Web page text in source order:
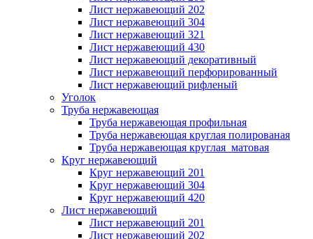
Лист нержавеющий 202
Лист нержавеющий 304
Лист нержавеющий 321
Лист нержавеющий 430
Лист нержавеющий декоративный
Лист нержавеющий перфорированный
Лист нержавеющий рифленый
Уголок
Труба нержавеющая
Труба нержавеющая профильная
Труба нержавеющая круглая полированая
Труба нержавеющая круглая матовая
Круг нержавеющий
Круг нержавеющий 201
Круг нержавеющий 304
Круг нержавеющий 420
Лист нержавеющий
Лист нержавеющий 201
Лист нержавеющий 202